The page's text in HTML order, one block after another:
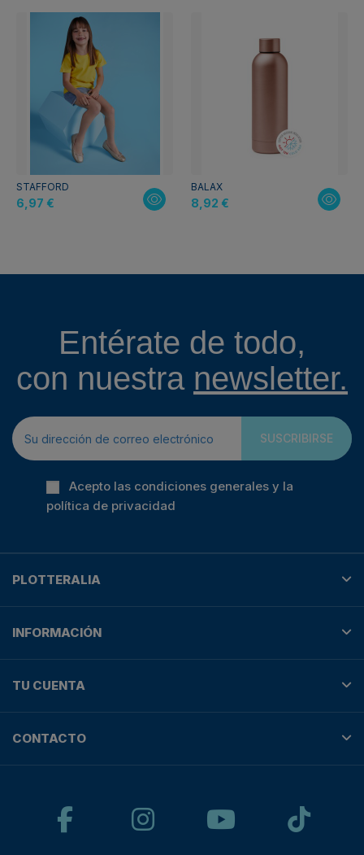
STAFFORD
6,97 €
BALAX
8,92 €
Entérate de todo,
con nuestra newsletter.
SUSCRIBIRSE
Acepto las condiciones generales y la
política de privacidad
PLOTTERALIA
INFORMACIÓN
TU CUENTA
CONTACTO